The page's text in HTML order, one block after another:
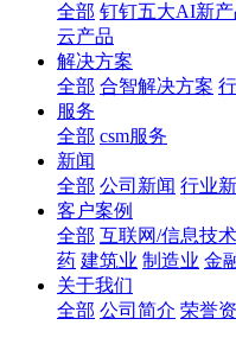
全部 钉钉五大AI新产
云产品
解决方案
全部 合智解决方案
服务
全部 csm服务
新闻
全部 公司新闻 行业
客户案例
全部 互联网/信息技术
药 建筑业 制造业 金
关于我们
全部 公司简介 荣誉